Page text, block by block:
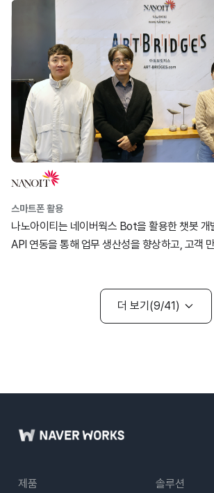
고객 만족도를 향상시켰습니다.
스마트폰 활용
나노아이티는 네이버웍스 Bot을 활용한 챗봇 개
API 연동을 통해 업무 생산성을 향상하고, 고객
더 보기 9 41
제품 솔루션